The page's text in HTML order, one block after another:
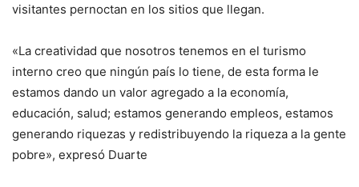
visitantes pernoctan en los sitios que llegan.
«La creatividad que nosotros tenemos en el turismo
interno creo que ningún país lo tiene, de esta forma le
estamos dando un valor agregado a la economía,
educación, salud; estamos generando empleos, estamos
generando riquezas y redistribuyendo la riqueza a la gente
pobre», expresó Duarte